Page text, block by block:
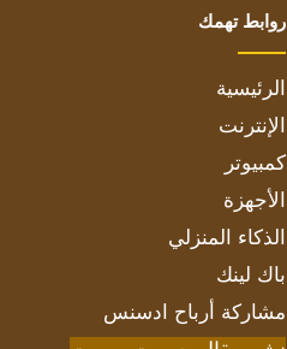
روابط تهمك
الرئيسية
الإنترنت
كمبيوتر
الأجهزة
الذكاء المنزلي
باك لينك
مشاركة أرباح ادسنس